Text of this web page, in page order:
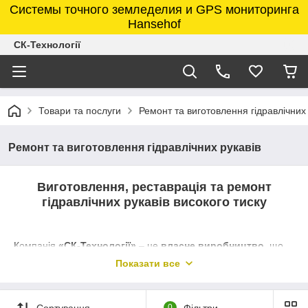
Системы точного земледелия и GPS мониторинга
Hansehof
СК-Технології
Товари та послуги Ремонт та виготовлення гідравлічних
Ремонт та виготовлення гідравлічних рукавів
Виготовлення, реставрація та ремонт
гідравлічних рукавів високого тиску
Компанія «СК-Технології» – це власне виробництво , що
виготовленні, реставрації та ремонті
Показати все